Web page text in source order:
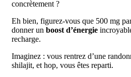
concrètement ?
Eh bien, figurez-vous que 500 mg
donner un boost d’énergie
recharge.
Imaginez : vous rentrez d’une
shilajit, et hop, vous êtes reparti.